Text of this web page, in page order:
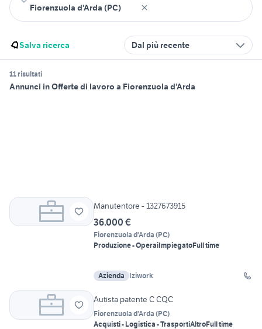
Salva ricerca Dal più recente
11 risultati
Annunci in Offerte di lavoro a Fiorenzuola d'Arda
Manutentore - 1327673915
36.000 €
Fiorenzuola d'Arda (PC)
Produzione - OperaiImpiegatoFull time
Azienda Iziwork
Autista patente C CQC
Fiorenzuola d'Arda (PC)
Acquisti - Logistica - TrasportiAltroFull time